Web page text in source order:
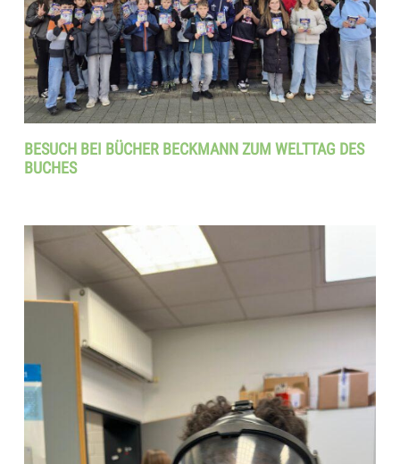
BESUCH BEI BÜCHER BECKMANN ZUM WELTTAG DES
BUCHES